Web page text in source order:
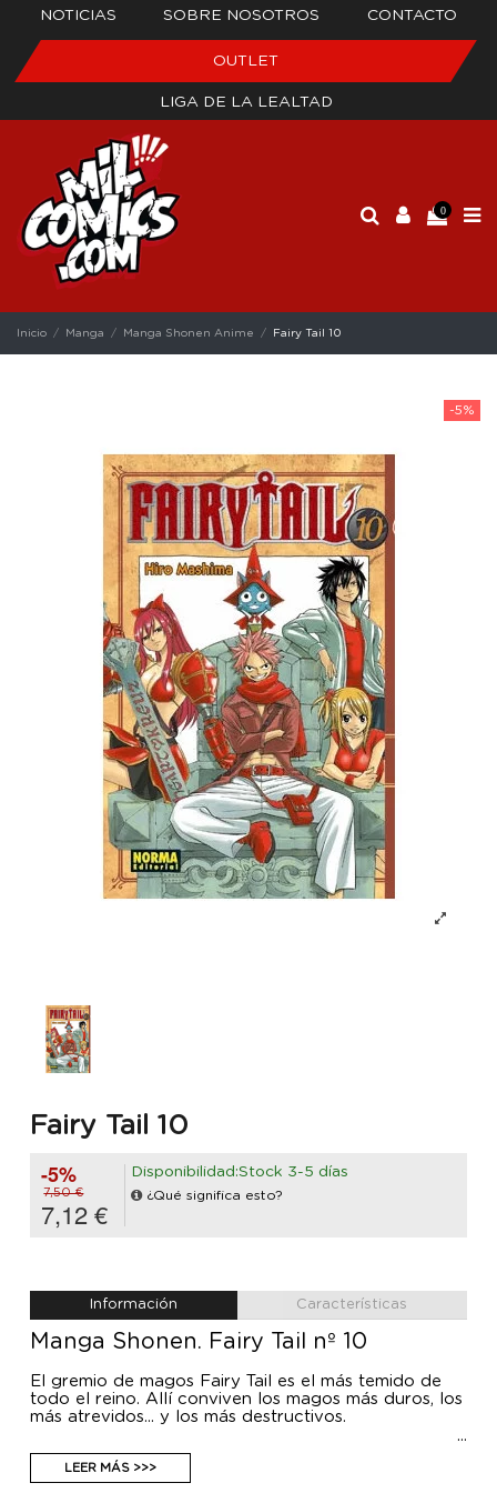
NOTICIAS SOBRE NOSOTROS CONTACTO
OUTLET
LIGA DE LA LEALTAD
0
Inicio Manga Manga Shonen Anime Fairy Tail 10
-5%
Fairy Tail 10
-5%
7,50 €
7,12 €
Disponibilidad:Stock 3-5 días
¿Qué significa esto?
Información Características
Manga Shonen. Fairy Tail nº 10
El gremio de magos Fairy Tail es el más temido de
todo el reino. Allí conviven los magos más duros, los
más atrevidos... y los más destructivos.
Lucy es una chica que quiere ingresar en Fairy Tail ,
para poder desarrollar sus poderes mágicos y
cumplir los encargos que le puedan salir desde el
LEER MÁS >>>